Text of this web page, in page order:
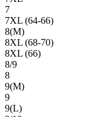
7
7XL (64-66)
8(М)
8XL (68-70)
8XL (66)
8/9
8
9(М)
9
9(L)